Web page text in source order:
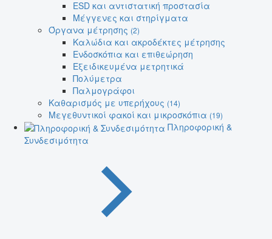
ESD και αντιστατική προστασία
Μέγγενες και στηρίγματα
Όργανα μέτρησης (2)
Καλώδια και ακροδέκτες μέτρησης
Ενδοσκόπια και επιθεώρηση
Εξειδικευμένα μετρητικά
Πολύμετρα
Παλμογράφοι
Καθαρισμός με υπερήχους (14)
Μεγεθυντικοί φακοί και μικροσκόπια (19)
Πληροφορική &
Συνδεσιμότητα